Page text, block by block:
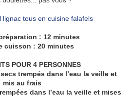
: 12 minutes
cuisson : 20 minutes
POUR 4 PERSONNES
trempés dans l’eau la veille et
mis au frais
dans l’eau la veille et mises